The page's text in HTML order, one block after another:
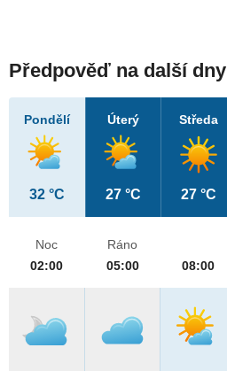
Předpověď na další dny
Pondělí
32 °C
Úterý
27 °C
Středa
27 °C
Noc
02:00
Ráno
05:00
08:00